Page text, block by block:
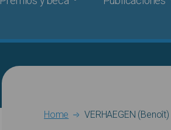
Breadcrumb
Home VERHAEGEN (Benoît)